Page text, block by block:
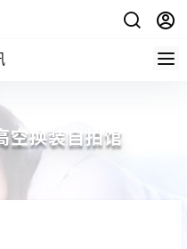
换装自拍馆